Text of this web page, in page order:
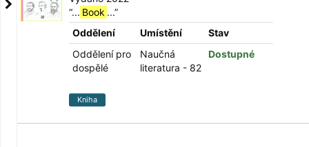
“... Book ...”
Oddělení
Umístění
Stav
Oddělení pro
dospělé
Naučná
literatura - 82
Dostupné
Kniha